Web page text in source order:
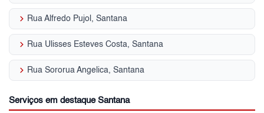
keyboard_arrow_right Rua Alfredo Pujol, Santana
keyboard_arrow_right Rua Ulisses Esteves Costa, Santana
keyboard_arrow_right Rua Sororua Angelica, Santana
Serviços em destaque Santana